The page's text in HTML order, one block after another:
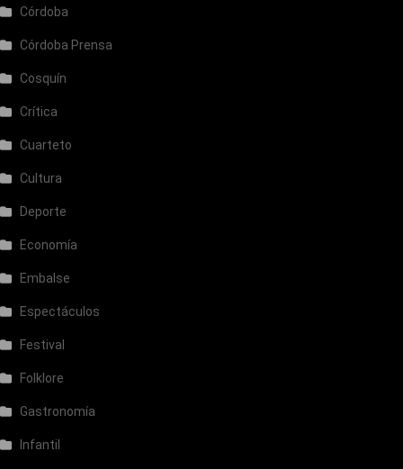
Córdoba
Córdoba Prensa
Cosquín
Crítica
Cuarteto
Cultura
Deporte
Economía
Embalse
Espectáculos
Festival
Folklore
Gastronomía
Infantil